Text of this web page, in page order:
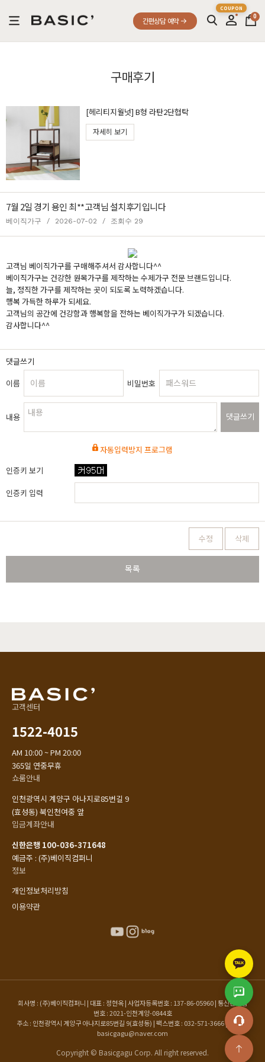
간편상담 예약
0
구매후기
[헤리티지월넛] B형 라탄2단협탁
자세히 보기
7월 2일 경기 용인 최**고객님 설치후기입니다
베이직가구 / 2026-07-02 / 조회수 29
고객님 베이직가구를 구매해주셔서 감사합니다^^
베이직가구는 건강한 원목가구를 제작하는 수제가구 전문 브랜드입니다.
늘, 정직한 가구를 제작하는 곳이 되도록 노력하겠습니다.
행복 가득한 하루가 되세요.
고객님의 공간에 건강함과 행복함을 전하는 베이직가구가 되겠습니다.
감사합니다^^
댓글쓰기
이름
비밀번호
내용 댓글쓰기
자동입력방지 프로그램
인증키 보기
인증키 입력
수정 삭제
목록
고객센터
1522-4015
AM 10:00 ~ PM 20:00
365일 연중무휴
쇼룸안내
인천광역시 계양구 아나지로85번길 9
(효성동) 북인천여중 앞
입금계좌안내
신한은행 100-036-371648
예금주 : (주)베이직컴퍼니
정보
개인정보처리방침
이용약관
회사명 : (주)베이직컴퍼니 | 대표 : 정현옥 | 사업자등록번호 : 137-86-05960 | 통신판매업
번호 : 2021-인천계양-0844호
주소 : 인천광역시 계양구 아나지로85번길 9(효성동) | 팩스번호 : 032-571-3666 | 이메일 :
basicgagu@naver.com
Copyright © Basicgagu Corp. All right reserved.